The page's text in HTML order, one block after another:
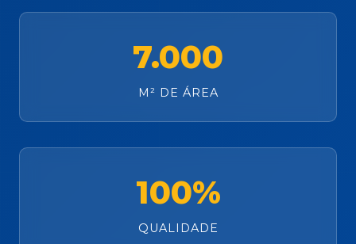
7.000
M² DE ÁREA
100%
QUALIDADE